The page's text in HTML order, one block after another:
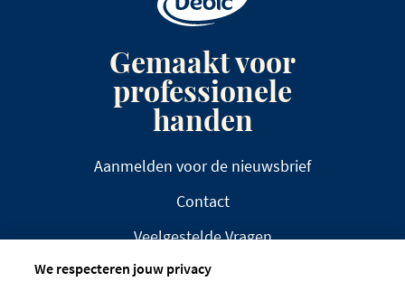
Gemaakt voor
professionele
handen
Aanmelden voor de nieuwsbrief
Contact
Veelgestelde Vragen
We respecteren jouw privacy